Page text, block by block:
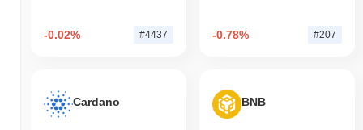
-0.02% #4437 -0.78% #207
Cardano BNB